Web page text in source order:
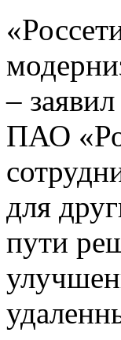
–
ПАО
для
пути